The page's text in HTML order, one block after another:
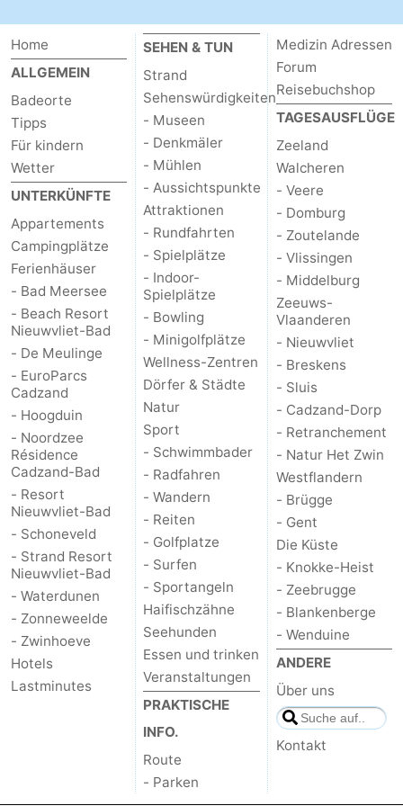
Rundfahrten
-
Spielplätze
-
Indoor-
Spielplätze
-
Bowling
-
Minigolfplätze
Wellness-
Zentren
Dörfer
&
Städte
Natur
Sport
-
Schwimmbader
-
Radfahren
Wandern
-
Reiten
-
Golfplatze
-
Surfen
-
Sportangeln
Haifischzähne
Seehunden
Home
ALLGEMEIN
Badeorte
Tipps
Für kindern
Wetter
UNTERKÜNFTE
Appartements
Campingplätze
Ferienhäuser
- Bad Meersee
- Beach Resort
Nieuwvliet-Bad
- De Meulinge
- EuroParcs
Cadzand
- Hoogduin
- Noordzee
Résidence
Cadzand-Bad
- Resort
Nieuwvliet-Bad
- Schoneveld
- Strand Resort
Nieuwvliet-Bad
- Waterdunen
- Zonneweelde
- Zwinhoeve
Hotels
Lastminutes
SEHEN & TUN
Strand
Sehenswürdigkeiten
- Museen
- Denkmäler
- Mühlen
- Aussichtspunkte
Attraktionen
- Rundfahrten
- Spielplätze
- Indoor-
Spielplätze
- Bowling
- Minigolfplätze
Wellness-Zentren
Dörfer & Städte
Natur
Sport
- Schwimmbader
- Radfahren
- Wandern
- Reiten
- Golfplatze
- Surfen
- Sportangeln
Haifischzähne
Seehunden
Essen und trinken
Veranstaltungen
PRAKTISCHE
INFO.
Route
- Parken
Medizin Adressen
Forum
Reisebuchshop
TAGESAUSFLÜGE
Zeeland
Walcheren
- Veere
- Domburg
- Zoutelande
- Vlissingen
- Middelburg
Zeeuws-
Vlaanderen
- Nieuwvliet
- Breskens
- Sluis
- Cadzand-Dorp
- Retranchement
- Natur Het Zwin
Westflandern
- Brügge
- Gent
Die Küste
- Knokke-Heist
- Zeebrugge
- Blankenberge
- Wenduine
ANDERE
Über uns
Kontakt